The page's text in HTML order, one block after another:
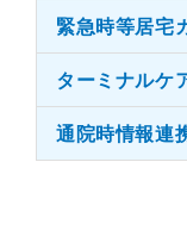
緊急時等居宅
ターミナルケ
通院時情報連